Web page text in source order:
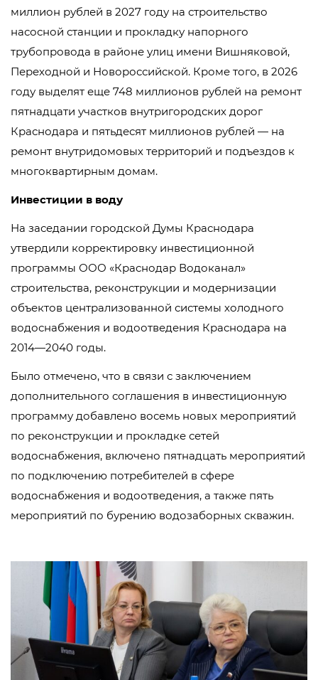
миллион рублей в 2027 году на строительство
насосной станции и прокладку напорного
трубопровода в районе улиц имени Вишняковой,
Переходной и Новороссийской. Кроме того, в 2026
году выделят еще 748 миллионов рублей на ремонт
пятнадцати участков внутригородских дорог
Краснодара и пятьдесят миллионов рублей — на
ремонт внутридомовых территорий и подъездов к
многоквартирным домам.
Инвестиции в воду
На заседании городской Думы Краснодара
утвердили корректировку инвестиционной
программы ООО «Краснодар Водоканал»
строительства, реконструкции и модернизации
объектов централизованной системы холодного
водоснабжения и водоотведения Краснодара на
2014—2040 годы.
Было отмечено, что в связи с заключением
дополнительного соглашения в инвестиционную
программу добавлено восемь новых мероприятий
по реконструкции и прокладке сетей
водоснабжения, включено пятнадцать мероприятий
по подключению потребителей в сфере
водоснабжения и водоотведения, а также пять
мероприятий по бурению водозаборных скважин.